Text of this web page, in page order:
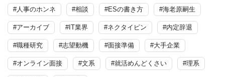
#人事のホンネ #相談 #ESの書き方 #海老原嗣生
#アーカイブ #IT業界 #ネクタイピン #内定辞退
#職種研究 #志望動機 #面接準備 #大手企業
#オンライン面接 #文系 #就活めんどくさい #理系